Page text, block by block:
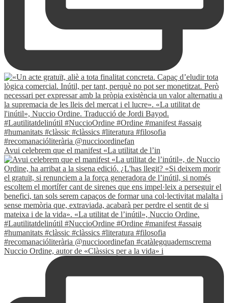
Avui celebrem que el manifest «La utilitat de l’in
Nuccio Ordine, autor de «Clàssics per a la vida» i